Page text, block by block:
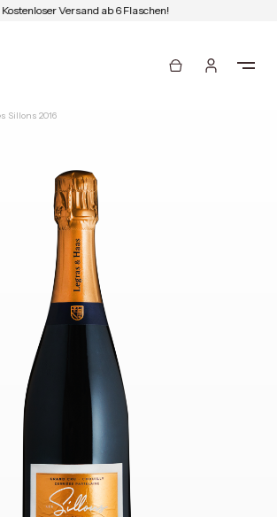
Kostenloser Versand ab 6 Flaschen!
Sillons 2016